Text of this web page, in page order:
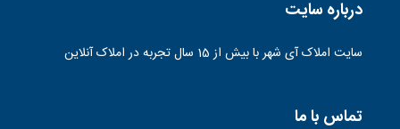
درباره سایت
سایت املاک آی شهر با بیش از 15 سال تجربه در املاک آنلاین
تماس با ما